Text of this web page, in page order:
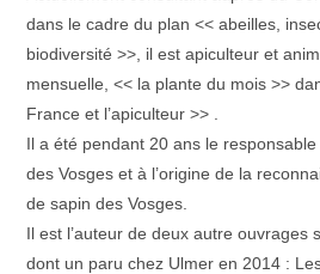
dans le cadre du plan << abeilles,
biodiversité >>, il est apiculteur et
mensuelle, << la plante du mois >>
France et l’apiculteur >> .
Il a été pendant 20 ans le
des Vosges et à l’origine de la
de sapin des Vosges.
Il est l’auteur de deux autre ouvrages
dont un paru chez Ulmer en 2014 :